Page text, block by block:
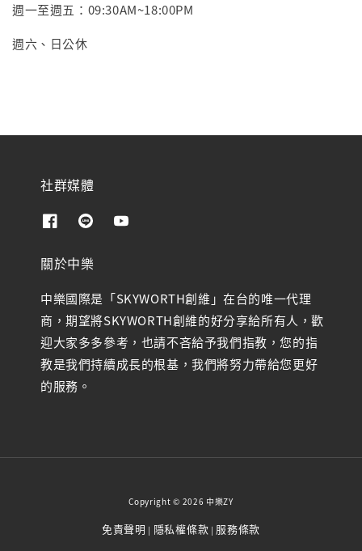
週一至週五：09:30AM~18:00PM
週六、日公休
社群媒體
關於中樂
中樂國際是「SKYWORTH創維」在台的唯一代理
商，期望將SKYWORTH創維的好分享給所有人，歡
迎大家多多參考，也請不吝給予我們指教，您的指
教是我們持續成長的根基，我們將努力帶給您更好
的服務。
Copyright © 2026 中樂ZY
免責聲明 | 隱私權條款 | 服務條款